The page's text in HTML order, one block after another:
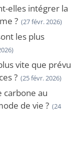
elles intégrer la
? (27 févr. 2026)
les plus
vite que prévu
? (25 févr. 2026)
au
de vie ? (24